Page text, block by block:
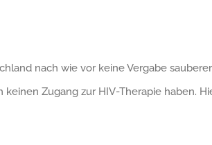
nach wie vor keine Vergabe sauberer
Zugang zur HIV-Therapie haben.